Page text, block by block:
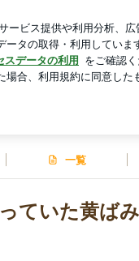
ドして ブログの更新通知
を
一覧
ていた黄ば